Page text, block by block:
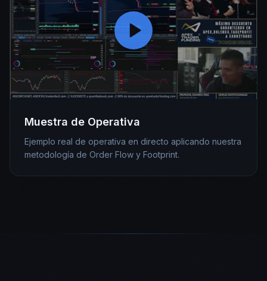
Muestra de Operativa
Ejemplo real de operativa en directo aplicando nuestra
metodología de Order Flow y Footprint.